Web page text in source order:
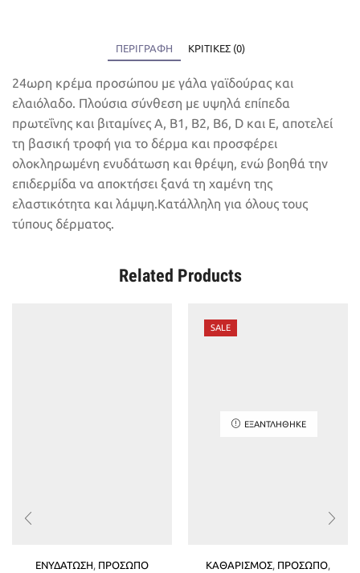
ΠΕΡΙΓΡΑΦΉ ΚΡΙΤΙΚΈΣ (0)
24ωρη κρέμα προσώπου με γάλα γαϊδούρας και
ελαιόλαδο. Πλούσια σύνθεση με υψηλά επίπεδα
πρωτεΐνης και βιταμίνες A, B1, B2, B6, D και Ε, αποτελεί
τη βασική τροφή για το δέρμα και προσφέρει
ολοκληρωμένη ενυδάτωση και θρέψη, ενώ βοηθά την
επιδερμίδα να αποκτήσει ξανά τη χαμένη της
ελαστικότητα και λάμψη.Κατάλληλη για όλους τους
τύπους δέρματος.
Related Products
ΕΝΥΔΑΤΩΣΗ ΠΡΟΣΩΠΟ
SALE
ΕΞΑΝΤΛΉΘΗΚΕ
ΚΑΘΑΡΙΣΜΟΣ ΠΡΟΣΩΠΟ